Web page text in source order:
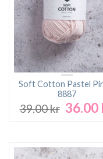
Soft Cotton Pastel
8887
39.00kr Det
39.00
36.00